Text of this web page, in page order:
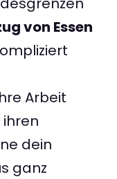
von Essen
Arbeit
dein
ganz